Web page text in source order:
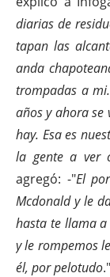
diarias de
tapan las
anda
trompadas a
años y ahora
hay. Esa es
la gente a ver
agregó: -"El
Mcdonald y le
hasta te llama
y le rompemos
él, por pelotudo